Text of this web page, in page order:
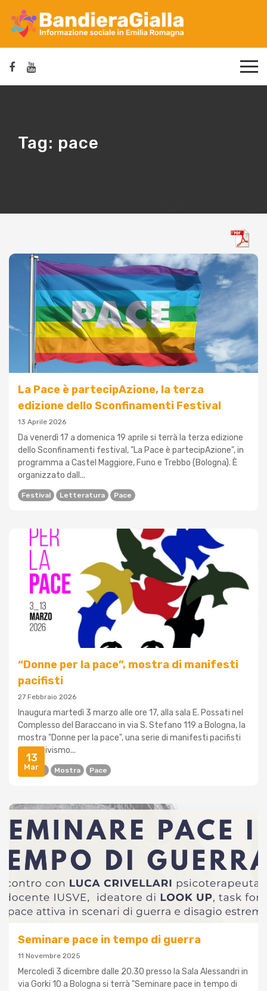
Tag: pace
La Pace è partecipAzione, la terza
edizione dello Sconfinamenti Festival
13 Aprile 2026
Da venerdì 17 a domenica 19 aprile si terrà la terza edizione
dello Sconfinamenti festival, "La Pace è partecipAzione", in
programma a Castel Maggiore, Funo e Trebbo (Bologna). È
organizzato dall...
Festival Letteratura Pace
13
Mar
“Donne per la pace”, mostra di manifesti
pacifisti
27 Febbraio 2026
Inaugura martedì 3 marzo alle ore 17, alla sala E. Possati nel
Complesso del Baraccano in via S. Stefano 119 a Bologna, la
mostra "Donne per la pace", una serie di manifesti pacifisti
sull'attivismo...
Donne Mostra Pace
Seminare pace in tempo di guerra
11 Novembre 2025
Mercoledì 3 dicembre dalle 20.30 presso la Sala Alessandri in
via Gorki 10 a Bologna si terrà "Seminare pace in tempo di